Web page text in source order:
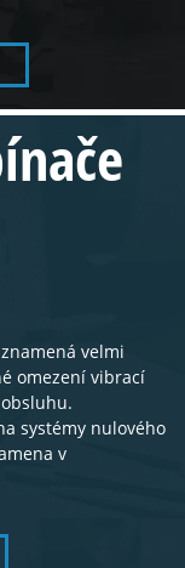
velmi
omezení vibrací
systémy nulového
v